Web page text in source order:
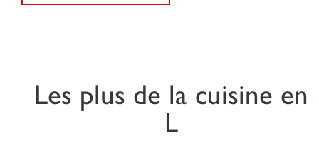
Les plus de la cuisine en
L